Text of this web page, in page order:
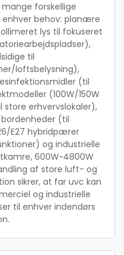
forskellige
behov: planære
lys til fokuseret
til
loftsbelysning),
(til
(100W/150W
erhvervslokaler),
(til
E27 hybridpærer
og industrielle
600W~4800W
af store luft- og
sikrer, at far uvc kan
og industrielle
til enhver indendørs